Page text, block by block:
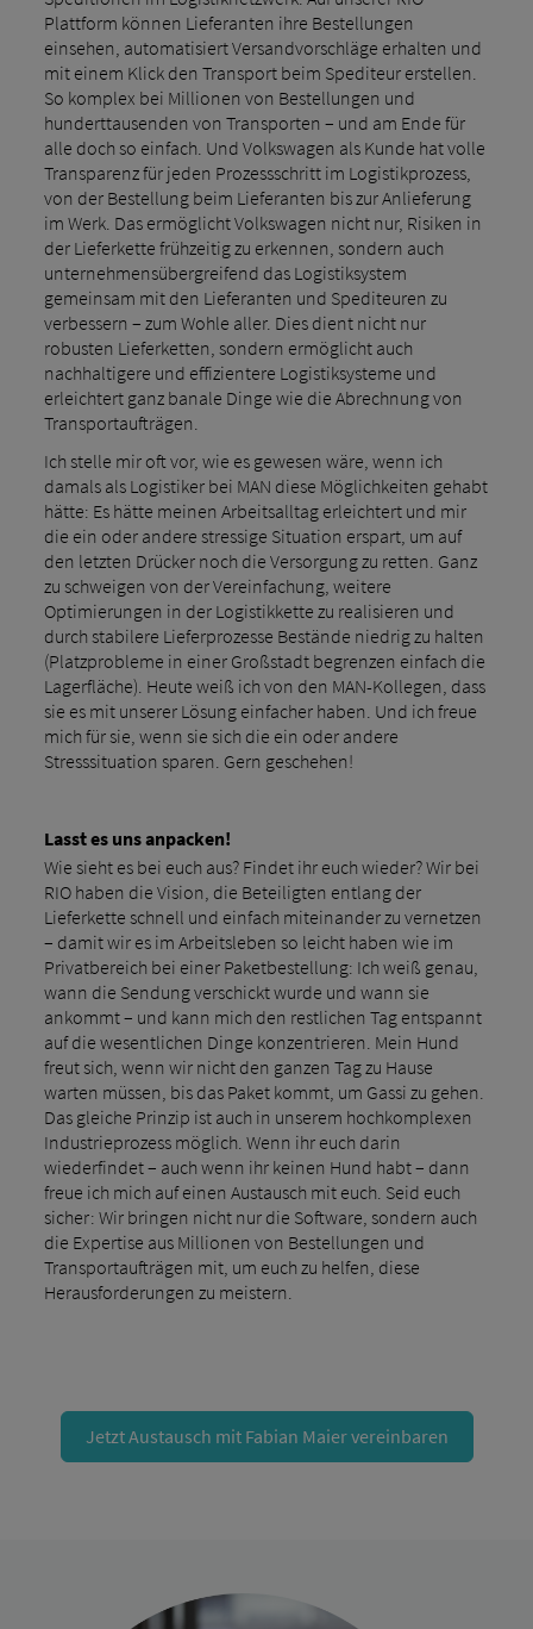
Plattform können Lieferanten ihre Bestellungen
einsehen, automatisiert Versandvorschläge erhalten und
mit einem Klick den Transport beim Spediteur erstellen.
So komplex bei Millionen von Bestellungen und
hunderttausenden von Transporten – und am Ende für
alle doch so einfach. Und Volkswagen als Kunde hat volle
Transparenz für jeden Prozessschritt im Logistikprozess,
von der Bestellung beim Lieferanten bis zur Anlieferung
im Werk. Das ermöglicht Volkswagen nicht nur, Risiken in
der Lieferkette frühzeitig zu erkennen, sondern auch
unternehmensübergreifend das Logistiksystem
gemeinsam mit den Lieferanten und Spediteuren zu
verbessern – zum Wohle aller. Dies dient nicht nur
robusten Lieferketten, sondern ermöglicht auch
nachhaltigere und effizientere Logistiksysteme und
erleichtert ganz banale Dinge wie die Abrechnung von
Transportaufträgen.
Ich stelle mir oft vor, wie es gewesen wäre, wenn ich
damals als Logistiker bei MAN diese Möglichkeiten gehabt
hätte: Es hätte meinen Arbeitsalltag erleichtert und mir
die ein oder andere stressige Situation erspart, um auf
den letzten Drücker noch die Versorgung zu retten. Ganz
zu schweigen von der Vereinfachung, weitere
Optimierungen in der Logistikkette zu realisieren und
durch stabilere Lieferprozesse Bestände niedrig zu halten
(Platzprobleme in einer Großstadt begrenzen einfach die
Lagerfläche). Heute weiß ich von den MAN-Kollegen, dass
sie es mit unserer Lösung einfacher haben. Und ich freue
mich für sie, wenn sie sich die ein oder andere
Stresssituation sparen. Gern geschehen!
Lasst es uns anpacken!
Wie sieht es bei euch aus? Findet ihr euch wieder? Wir bei
RIO haben die Vision, die Beteiligten entlang der
Lieferkette schnell und einfach miteinander zu vernetzen
– damit wir es im Arbeitsleben so leicht haben wie im
Privatbereich bei einer Paketbestellung: Ich weiß genau,
wann die Sendung verschickt wurde und wann sie
ankommt – und kann mich den restlichen Tag entspannt
auf die wesentlichen Dinge konzentrieren. Mein Hund
freut sich, wenn wir nicht den ganzen Tag zu Hause
warten müssen, bis das Paket kommt, um Gassi zu gehen.
Das gleiche Prinzip ist auch in unserem hochkomplexen
Industrieprozess möglich. Wenn ihr euch darin
wiederfindet – auch wenn ihr keinen Hund habt – dann
freue ich mich auf einen Austausch mit euch. Seid euch
sicher: Wir bringen nicht nur die Software, sondern auch
die Expertise aus Millionen von Bestellungen und
Transportaufträgen mit, um euch zu helfen, diese
Herausforderungen zu meistern.
Jetzt Austausch mit Fabian Maier vereinbaren